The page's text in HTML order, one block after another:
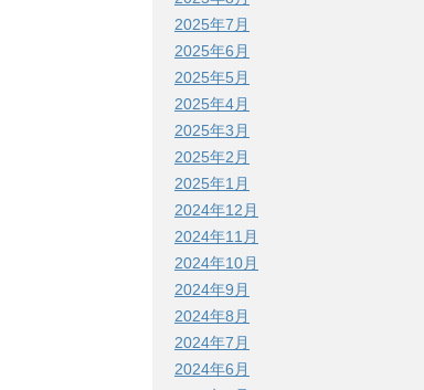
2025年7月
2025年6月
2025年5月
2025年4月
2025年3月
2025年2月
2025年1月
2024年12月
2024年11月
2024年10月
2024年9月
2024年8月
2024年7月
2024年6月